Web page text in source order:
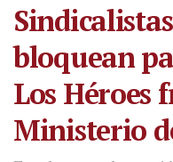
bloquean
Los Héroes
Ministerio